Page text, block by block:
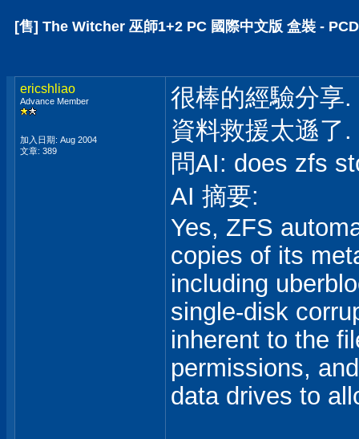
[售] The Witcher 巫師1+2 PC 國際中文版 盒裝 -
ericshliao
Advance Member
加入日期: Aug 2004
文章: 389
很棒的經驗分享
資料救援太遜了.
問AI: does zfs
AI 摘要:
Yes, ZFS
copies of its
including
single-disk
inherent to the
permissions,
data drives to